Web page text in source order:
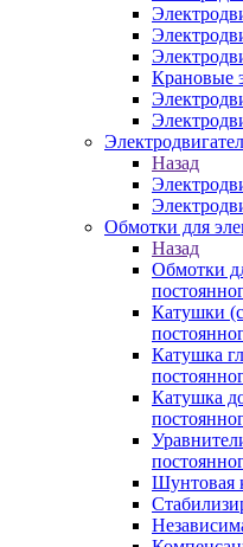
Крановые
Назад
Обмотки для
Назад
Обмотки
Катушки
Катушка
Катушка
Шунтовая